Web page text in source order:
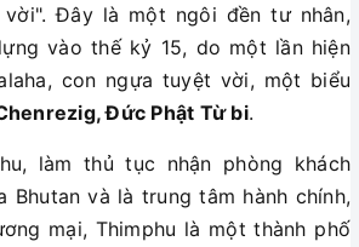
vời". Đây là một ngôi đền tư nhân,
vào thế kỷ 15, do một lần hiện
con ngựa tuyệt vời, một biểu
Đức Phật Từ bi.
làm thủ tục nhận phòng khách
Bhutan và là trung tâm hành chính,
mại, Thimphu là một thành phố